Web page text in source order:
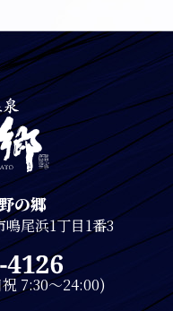
の郷
尾浜1丁目1番3
7:30～24:00)